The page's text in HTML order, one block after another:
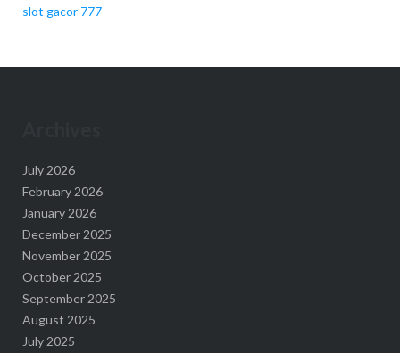
slot gacor 777
July 2026
February 2026
January 2026
December 2025
November 2025
October 2025
September 2025
August 2025
July 2025